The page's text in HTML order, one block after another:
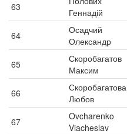
63
Геннадій
64
Осадчий
Олександр
65
Скоробагатов
Максим
66
Скоробагатова
Любов
67
Ovcharenko
Viacheslav